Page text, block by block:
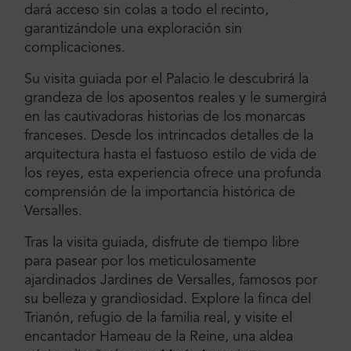
dará acceso sin colas a todo el recinto,
garantizándole una exploración sin
complicaciones.
Su visita guiada por el Palacio le descubrirá la
grandeza de los aposentos reales y le sumergirá
en las cautivadoras historias de los monarcas
franceses. Desde los intrincados detalles de la
arquitectura hasta el fastuoso estilo de vida de
los reyes, esta experiencia ofrece una profunda
comprensión de la importancia histórica de
Versalles.
Tras la visita guiada, disfrute de tiempo libre
para pasear por los meticulosamente
ajardinados Jardines de Versalles, famosos por
su belleza y grandiosidad. Explore la finca del
Trianón, refugio de la familia real, y visite el
encantador Hameau de la Reine, una aldea